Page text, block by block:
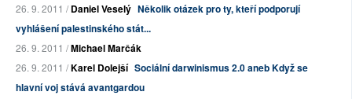
26. 9. 2011 /Daniel Veselý Několik otázek pro ty, kteří podporují
vyhlášení palestinského stát...
26. 9. 2011 /Michael Marčák
26. 9. 2011 /Karel Dolejší Sociální darwinismus 2.0 aneb Když se
hlavní voj stává avantgardou